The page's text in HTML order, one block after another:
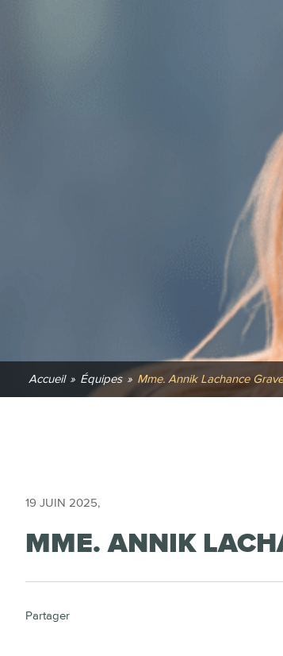
Accueil » Équipes » Mme. Annik Lachance
19 JUIN 2025,
MME. ANNIK
Partager